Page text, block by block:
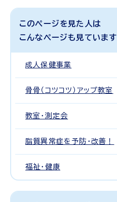
このページを見た人は
こんなページも見ています
成人保健事業
骨骨（コツコツ）アップ教室
教室・測定会
脂質異常症を予防・改善！
福祉・健康